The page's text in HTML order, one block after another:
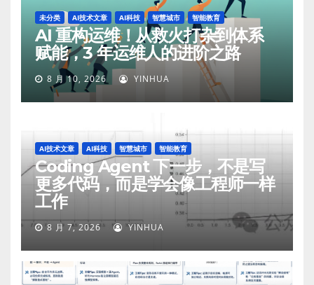
未分类 AI技术文章 AI科技 智慧城市 智能教育
AI 重构运维！从救火打杂到体系
赋能，3 年运维人的进阶之路
8 月 10, 2026 YINHUA
AI技术文章 AI科技 智慧城市 智能教育
Coding Agent 下一步，不是写
更多代码，而是学会像工程师一样
工作
8 月 7, 2026 YINHUA